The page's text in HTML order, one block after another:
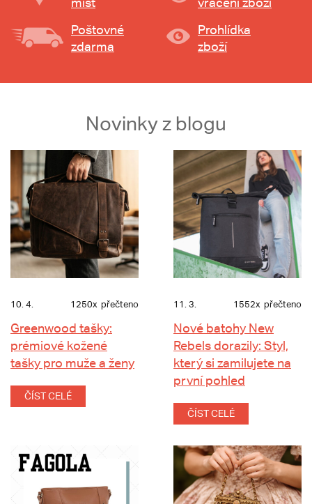
Poštovné
zdarma
Prohlídka
zboží
Novinky z blogu
10. 4. 1250x přečteno
Greenwood tašky:
prémiové kožené
tašky pro muže a ženy
ČÍST CELÉ
11. 3. 1552x přečteno
Nové batohy New
Rebels dorazily: Styl,
který si zamilujete na
první pohled
ČÍST CELÉ